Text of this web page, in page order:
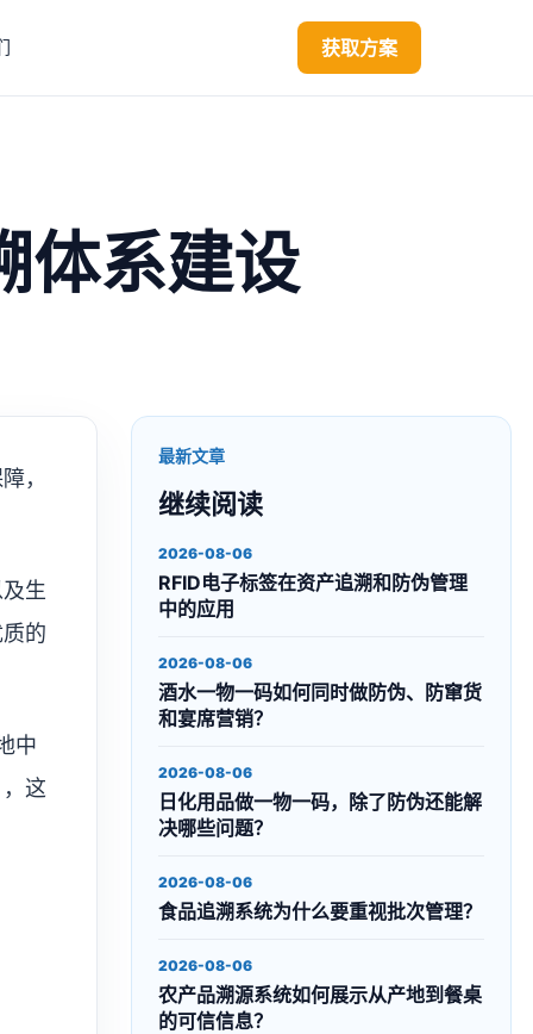
获取方案
体系建设
，
生
的
中
这
最新文章
继续阅读
2026-08-06
RFID电子标签在资产追溯和防伪管理
中的应用
2026-08-06
酒水一物一码如何同时做防伪、防窜货
和宴席营销？
2026-08-06
日化用品做一物一码，除了防伪还能解
决哪些问题？
2026-08-06
食品追溯系统为什么要重视批次管理？
2026-08-06
农产品溯源系统如何展示从产地到餐桌
的可信信息？